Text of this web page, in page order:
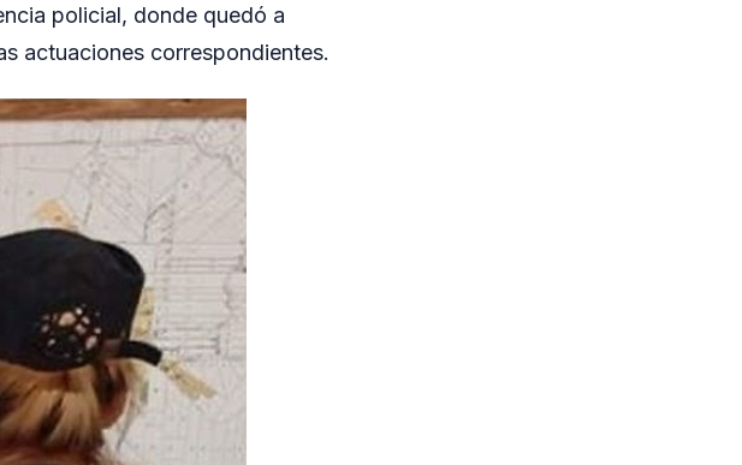
policial, donde quedó a
actuaciones correspondientes.